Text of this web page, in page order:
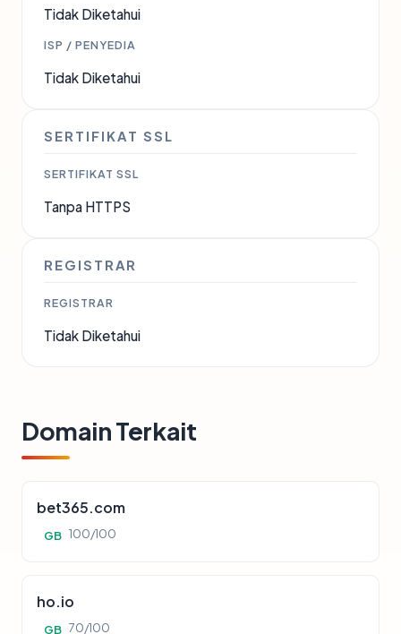
Tidak Diketahui
ISP / PENYEDIA
Tidak Diketahui
SERTIFIKAT SSL
SERTIFIKAT SSL
Tanpa HTTPS
REGISTRAR
REGISTRAR
Tidak Diketahui
Domain Terkait
bet365.com
GB 100/100
ho.io
GB 70/100